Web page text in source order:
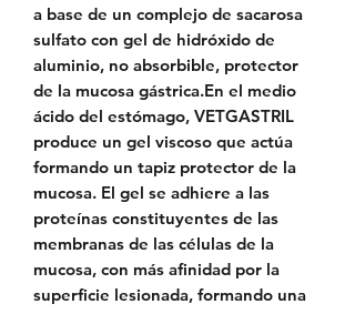
a base de un complejo de sacarosa
sulfato con gel de hidróxido de
aluminio, no absorbible, protector
de la mucosa gástrica.En el medio
ácido del estómago, VETGASTRIL
produce un gel viscoso que actúa
formando un tapiz protector de la
mucosa. El gel se adhiere a las
proteínas constituyentes de las
membranas de las células de la
mucosa, con más afinidad por la
superficie lesionada, formando una